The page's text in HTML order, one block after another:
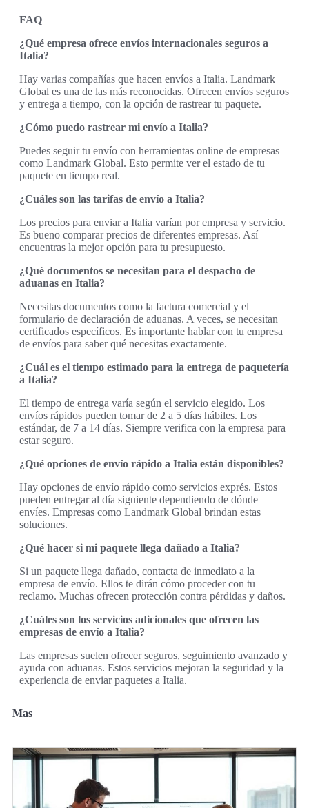
FAQ
¿Qué empresa ofrece envíos internacionales seguros a
Italia?
Hay varias compañías que hacen envíos a Italia. Landmark
Global es una de las más reconocidas. Ofrecen envíos seguros
y entrega a tiempo, con la opción de rastrear tu paquete.
¿Cómo puedo rastrear mi envío a Italia?
Puedes seguir tu envío con herramientas online de empresas
como Landmark Global. Esto permite ver el estado de tu
paquete en tiempo real.
¿Cuáles son las tarifas de envío a Italia?
Los precios para enviar a Italia varían por empresa y servicio.
Es bueno comparar precios de diferentes empresas. Así
encuentras la mejor opción para tu presupuesto.
¿Qué documentos se necesitan para el despacho de
aduanas en Italia?
Necesitas documentos como la factura comercial y el
formulario de declaración de aduanas. A veces, se necesitan
certificados específicos. Es importante hablar con tu empresa
de envíos para saber qué necesitas exactamente.
¿Cuál es el tiempo estimado para la entrega de paquetería
a Italia?
El tiempo de entrega varía según el servicio elegido. Los
envíos rápidos pueden tomar de 2 a 5 días hábiles. Los
estándar, de 7 a 14 días. Siempre verifica con la empresa para
estar seguro.
¿Qué opciones de envío rápido a Italia están disponibles?
Hay opciones de envío rápido como servicios exprés. Estos
pueden entregar al día siguiente dependiendo de dónde
envíes. Empresas como Landmark Global brindan estas
soluciones.
¿Qué hacer si mi paquete llega dañado a Italia?
Si un paquete llega dañado, contacta de inmediato a la
empresa de envío. Ellos te dirán cómo proceder con tu
reclamo. Muchas ofrecen protección contra pérdidas y daños.
¿Cuáles son los servicios adicionales que ofrecen las
empresas de envío a Italia?
Las empresas suelen ofrecer seguros, seguimiento avanzado y
ayuda con aduanas. Estos servicios mejoran la seguridad y la
experiencia de enviar paquetes a Italia.
Mas